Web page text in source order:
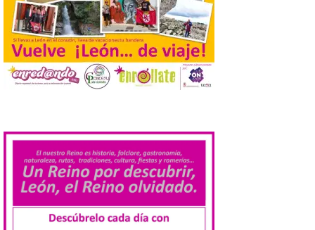
La información en la web
del Ayuntamiento sobre
este evento es del año
2022 y la de su página de
turismo de 2025 La firme
apuesta cultural que en las últimas
décadas viene desarrollando Gordoncillo,
tiene un momento culminante en […]
Villadangos recrea la
batalla en el que se
decidió el futuro del Reino
de León
8 Ago 2026
Una de las novedades de